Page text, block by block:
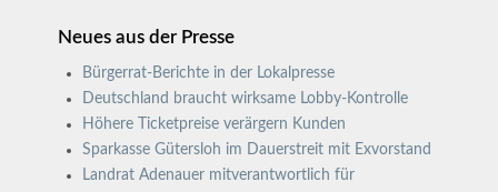
Neues aus der Presse
Bürgerrat-Berichte in der Lokalpresse
Deutschland braucht wirksame Lobby-Kontrolle
Höhere Ticketpreise verärgern Kunden
Sparkasse Gütersloh im Dauerstreit mit Exvorstand
Landrat Adenauer mitverantwortlich für